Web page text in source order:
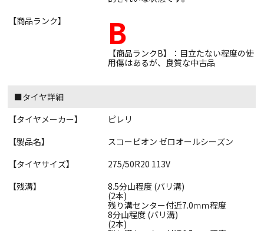
【商品ランク】
B
【商品ランクB】：目立たない程度の使
用傷はあるが、良質な中古品
■タイヤ詳細
【タイヤメーカー】
ピレリ
【製品名】
スコーピオン ゼロオールシーズン
【タイヤサイズ】
275/50R20 113V
【残溝】
8.5分山程度 (バリ溝)
(2本)
残り溝センター付近7.0ｍｍ程度
8分山程度 (バリ溝)
(2本)